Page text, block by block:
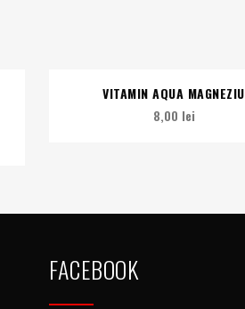
VITAMIN AQUA MAGNEZIU
8,00 lei
FACEBOOK